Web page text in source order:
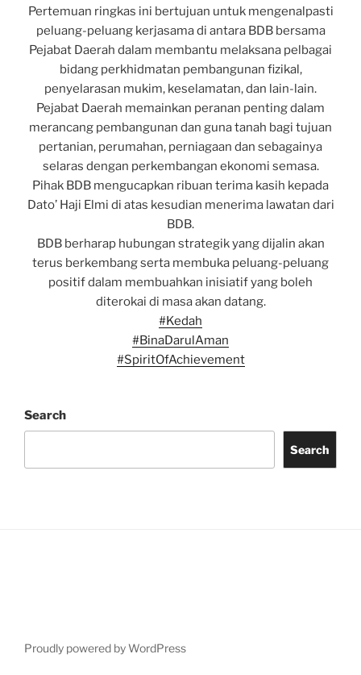
Pertemuan ringkas ini bertujuan untuk mengenalpasti
peluang-peluang kerjasama di antara BDB bersama
Pejabat Daerah dalam membantu melaksana pelbagai
bidang perkhidmatan pembangunan fizikal,
penyelarasan mukim, keselamatan, dan lain-lain.
Pejabat Daerah memainkan peranan penting dalam
merancang pembangunan dan guna tanah bagi tujuan
pertanian, perumahan, perniagaan dan sebagainya
selaras dengan perkembangan ekonomi semasa.
Pihak BDB mengucapkan ribuan terima kasih kepada
Dato’ Haji Elmi di atas kesudian menerima lawatan dari
BDB.
BDB berharap hubungan strategik yang dijalin akan
terus berkembang serta membuka peluang-peluang
positif dalam membuahkan inisiatif yang boleh
diterokai di masa akan datang.
#Kedah
#BinaDarulAman
#SpiritOfAchievement
Search
Search
Proudly powered by WordPress